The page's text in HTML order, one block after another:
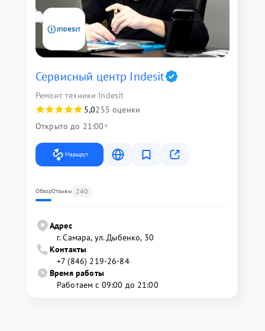
Сервисный центр Indesit
Ремонт техники Indesit
5,0255 оценки
Открыто до 21:00
Маршрут
ОбзорОтзывы 240
Адрес
г. Самара, ул. Дыбенко, 30
Контакты
+7 (846) 219-26-84
Время работы
Работаем с 09:00 до 21:00